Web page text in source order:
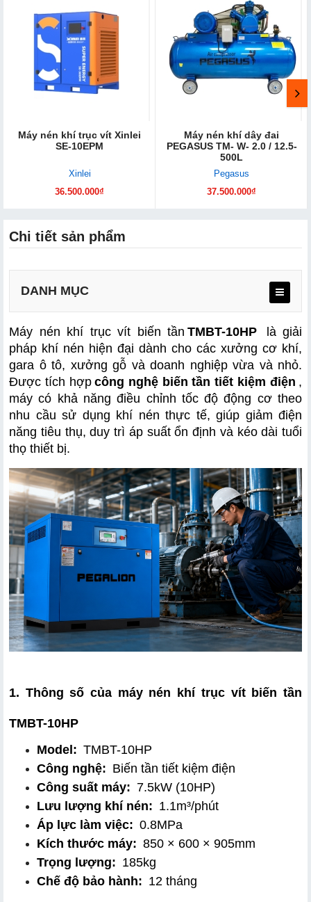
Máy nén khí trục vít Xinlei
SE-10EPM
Xinlei
36.500.000₫
Máy nén khí dây đai
PEGASUS TM- W- 2.0 / 12.5-
500L
Pegasus
37.500.000₫
Chi tiết sản phẩm
DANH MỤC
Công nghệ biến tần tiết kiệm điện
Động cơ công suất 10HP mạnh mẽ
Lưu lượng khí nén 1.1m³/phút
Công nghệ nén khí trục vít hiện đại
Thiết kế nhỏ gọn, dễ lắp đặt
Giảm chi phí vận hành
Máy nén khí trục vít biến tần TMBT-10HP
là giải
pháp khí nén hiện đại dành cho các xưởng cơ khí,
gara ô tô, xưởng gỗ và doanh nghiệp vừa và nhỏ.
Được tích hợp công nghệ biến tần tiết kiệm điện ,
máy có khả năng điều chỉnh tốc độ động cơ theo
nhu cầu sử dụng khí nén thực tế, giúp giảm điện
năng tiêu thụ, duy trì áp suất ổn định và kéo dài tuổi
thọ thiết bị.
1. Thông số của máy nén khí trục vít biến tần
TMBT-10HP
Model: TMBT-10HP
Công nghệ: Biến tần tiết kiệm điện
Công suất máy: 7.5kW (10HP)
Lưu lượng khí nén: 1.1m³/phút
Áp lực làm việc: 0.8MPa
Kích thước máy: 850 × 600 × 905mm
Trọng lượng: 185kg
Chế độ bảo hành: 12 tháng